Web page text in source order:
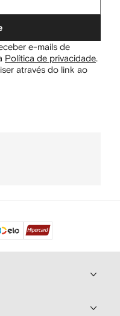
e-mails de
Política de privacidade.
através do link ao